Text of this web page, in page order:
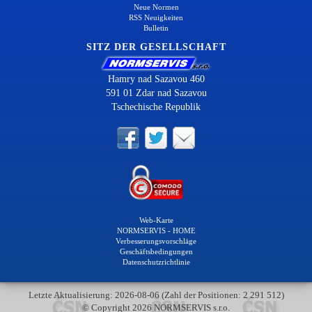
Neue Normen
RSS Neuigkeiten
Bulletin
SITZ DER GESELLSCHAFT
Hamry nad Sazavou 460
591 01 Zdar nad Sazavou
Tschechische Republik
Web-Karte
NORMSERVIS - HOME
Verbesserungsvorschläge
Geschäftsbedingungen
Datenschutzrichtlinie
Letzte Aktualisierung: 2026-08-06 (Zahl der Positionen: 2 291 512)
© Copyright 2026 NORMSERVIS s.r.o.